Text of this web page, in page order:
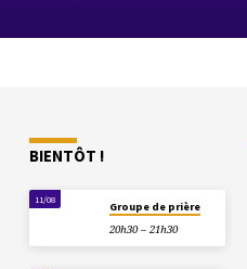
BIENTÔT !
11/08
Groupe de prière
20h30 – 21h30